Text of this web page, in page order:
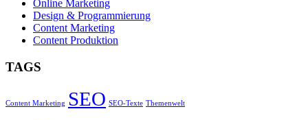
Online Marketing
Design & Programmierung
Content Marketing
Content Produktion
TAGS
Content Marketing SEO SEO-Texte Themenwelt